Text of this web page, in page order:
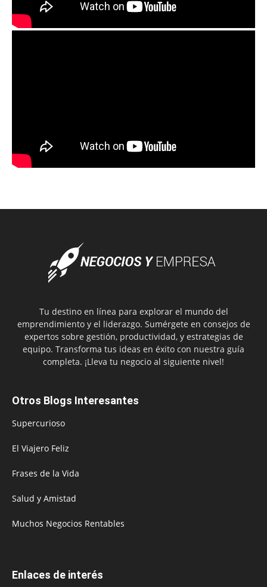
Tu destino en línea para explorar el mundo del
emprendimiento y el liderazgo. Sumérgete en consejos de
expertos sobre gestión, productividad, y estrategias de
equipo. Transforma tus ideas en éxito con nuestra guía
completa. ¡Lleva tu negocio al siguiente nivel!
Otros Blogs Interesantes
Supercurioso
El Viajero Feliz
Frases de la Vida
Salud y Amistad
Muchos Negocios Rentables
Enlaces de interés